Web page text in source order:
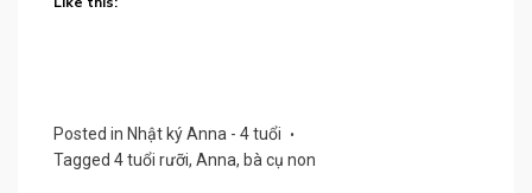
Posted in Nhật ký Anna - 4 tuổi
Tagged 4 tuổi rưỡi, Anna, bà cụ non